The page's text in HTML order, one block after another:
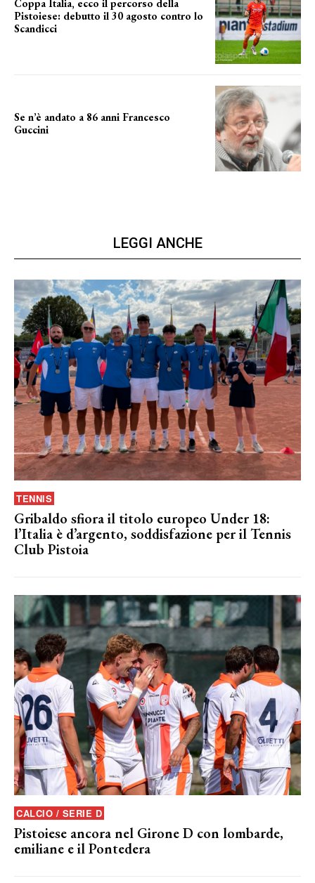
Coppa Italia, ecco il percorso della
Pistoiese: debutto il 30 agosto contro lo
Scandicci
Se n’è andato a 86 anni Francesco
Guccini
LEGGI ANCHE
TENNIS
Gribaldo sfiora il titolo europeo Under 18:
l’Italia è d’argento, soddisfazione per il Tennis
Club Pistoia
CALCIO / SERIE D
Pistoiese ancora nel Girone D con lombarde,
emiliane e il Pontedera